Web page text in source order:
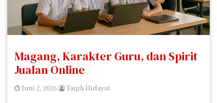
Magang, Karakter Guru, dan Spirit
Jualan Online
Juni 2, 2026 Faqih Hidayat